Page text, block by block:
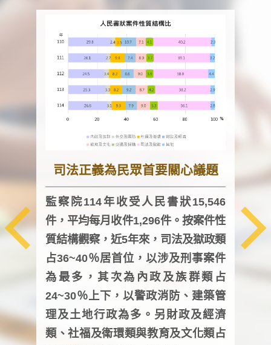
司法正義為民眾首要關心議題
監察院114年收受人民書狀15,546
件，平均每月收件1,296件。按案件性
質結構觀察，近5年來，司法及獄政類
占36~40％居首位，以涉及刑事案件
為最多，其次為內政及族群類占
24~30％上下，以警政消防、建築管
理及土地行政為多。另財政及經濟
類、社福及衛環類與教育及文化類占
監
均每